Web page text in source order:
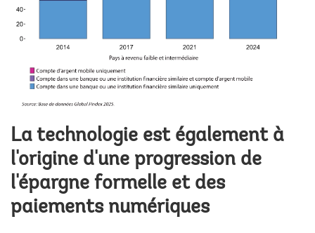
La technologie est également à
l'origine d'une progression de
l'épargne formelle et des
paiements numériques